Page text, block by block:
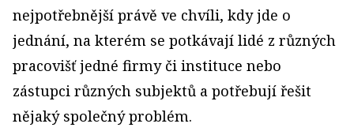
nejpotřebnější právě ve chvíli, kdy jde o
jednání, na kterém se potkávají lidé z různých
pracovišť jedné firmy či instituce nebo
zástupci různých subjektů a potřebují řešit
nějaký společný problém.